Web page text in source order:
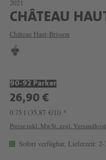
2021
CHÂTEAU
Château Haut-Brisson
90-92 Parker
26,90 €
0.75 l (35,87 €/1l) *
Preise inkl. MwSt. zzgl.
Sofort verfügbar, Lieferzeit: 2-